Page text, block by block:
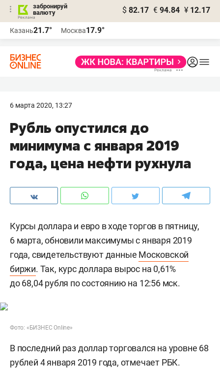
забронируй
валюту
$ 82.17 € 94.84 ¥ 12.17
Казань21.7° Москва17.9°
6 марта 2020, 13:27
Рубль опустился до
минимума с января 2019
года​, цена нефти рухнула
Курсы доллара и евро в ходе торгов в пятницу,
6 марта, обновили максимумы с января 2019
года, свидетельствуют данные Московской
биржи. Так, курс доллара вырос на 0,61%
до 68,04 рубля по состоянию на 12:56 мск.
Фото: «БИЗНЕС Online»
В последний раз доллар торговался на уровне 68
рублей 4 января 2019 года, отмечает РБК.